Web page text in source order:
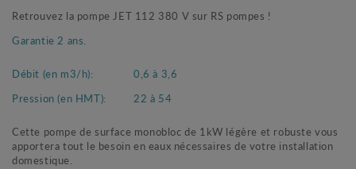
Retrouvez la pompe JET 112 380 V sur RS pompes !
Garantie 2 ans.
Débit (en m3/h):
0,6 à 3,6
Pression (en HMT):
22 à 54
Cette pompe de surface monobloc de 1kW légère et robuste vous
apportera tout le besoin en eaux nécessaires de votre installation
domestique.